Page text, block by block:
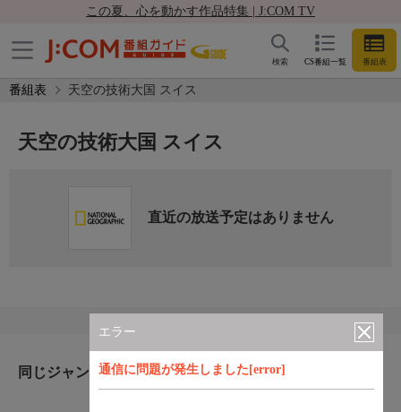
この夏、心を動かす作品特集 | J:COM TV
CS番組一覧 番組表
検索
番組表 天空の技術大国 スイス
エラー
通信に問題が発生しました[error]
天空の技術大国 スイス
直近の放送予定はありません
同じジャンルのおすすめ番組